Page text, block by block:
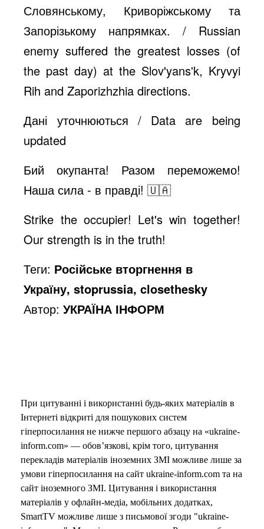
Словянському, Криворіжському та
Запорізькому напрямках. / Russian
enemy suffered the greatest losses (of
the past day) at the Slov'yansʹk, Kryvyi
Rih and Zaporizhzhia directions.
Дані уточнюються / Data are being
updated
Бий окупанта! Разом переможемо!
Наша сила - в правді! 🇺🇦
Strike the occupier! Let's win together!
Our strength is in the truth!
Теги: Російське вторгнення в
Україну, stoprussia, closethesky
Автор:УКРАЇНА ІНФОРМ
При цитуванні і використанні будь-яких матеріалів в
Інтернеті відкриті для пошукових систем
гіперпосилання не нижче першого абзацу на «ukraine-
inform.com» — обов’язкові, крім того, цитування
перекладів матеріалів іноземних ЗМІ можливе лише за
умови гіперпосилання на сайт ukraine-inform.com та на
сайт іноземного ЗМІ. Цитування і використання
матеріалів у офлайн-медіа, мобільних додатках,
SmartTV можливе лише з письмової згоди "ukraine-